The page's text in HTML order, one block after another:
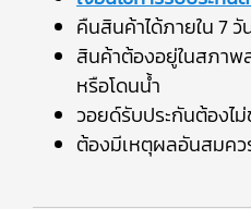
คืนสินค้าได้ภายใน 7
สินค้าต้องอยู่ในสภา
หรือโดนน้ำ
วอยด์รับประกันต้องไ
ต้องมีเหตุผลอันสมคว